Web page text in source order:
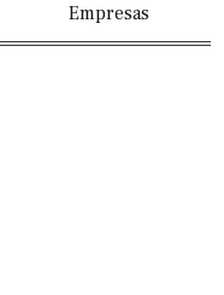
Empresas